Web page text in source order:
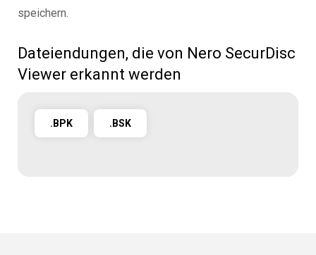
speichern.
Dateiendungen, die von Nero SecurDisc
Viewer erkannt werden
.BPK .BSK